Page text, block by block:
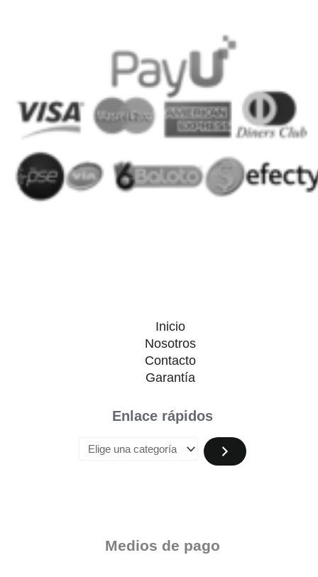
Inicio
Nosotros
Contacto
Garantía
Enlace rápidos
Medios de pago